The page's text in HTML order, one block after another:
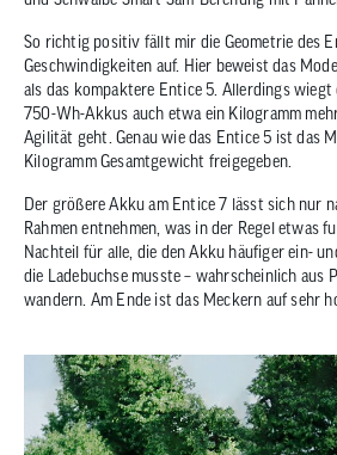
So richtig positiv fällt mir die Geometrie des
Geschwindigkeiten auf. Hier beweist das
als das kompaktere Entice 5. Allerdings
750-Wh-Akkus auch etwa ein Kilogramm
Agilität geht. Genau wie das Entice 5 ist das
Kilogramm Gesamtgewicht freigegeben.
Der größere Akku am Entice 7 lässt sich nur
Rahmen entnehmen, was in der Regel etwas
Nachteil für alle, die den Akku häufiger ein-
die Ladebuchse musste – wahrscheinlich aus
wandern. Am Ende ist das Meckern auf sehr